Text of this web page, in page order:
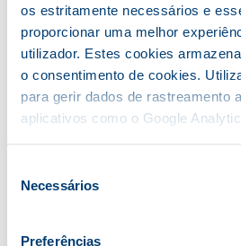
os estritamente necessários e
proporcionar uma melhor
utilizador. Estes cookies
o consentimento de cookies.
para gerir dados de rastreamento
aplicativos como o Google
Necessários
Preferências
Informação ao
consumidor
Em caso de litígio o consumidor pode
CENTRO DE INFORMAÇÃO DE